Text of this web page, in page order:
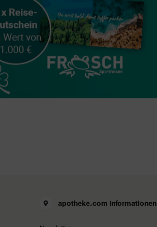
apotheke.com Informationen